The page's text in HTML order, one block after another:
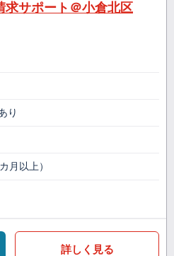
求サポート＠小倉北区
り
月以上）
詳しく見る